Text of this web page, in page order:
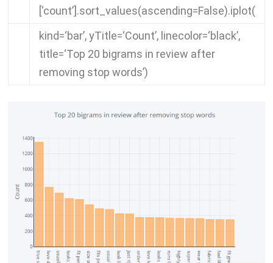
[‘count’].sort_values(ascending=False).iplot(
kind=‘bar’,yTitle=‘Count’, linecolor=‘black’,
title=‘Top 20 bigrams in review after
removing stop words’)